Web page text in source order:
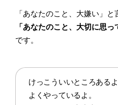
「あなたのこと、大嫌い」と
「あなたのこと、大切に思
です。
けっこういいところあるよ
よくやっているよ。